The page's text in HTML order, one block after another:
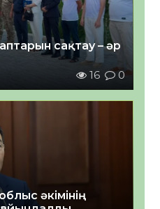
сақтау – әр
16 0
әкімінің